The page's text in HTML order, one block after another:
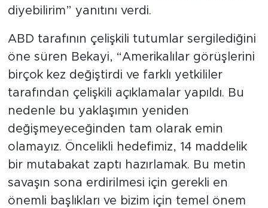
diyebilirim” yanıtını verdi.
ABD tarafının çelişkili tutumlar sergilediğini
öne süren Bekayi, “Amerikalılar görüşlerini
birçok kez değiştirdi ve farklı yetkililer
tarafından çelişkili açıklamalar yapıldı. Bu
nedenle bu yaklaşımın yeniden
değişmeyeceğinden tam olarak emin
olamayız. Öncelikli hedefimiz, 14 maddelik
bir mutabakat zaptı hazırlamak. Bu metin
savaşın sona erdirilmesi için gerekli en
önemli başlıkları ve bizim için temel önem